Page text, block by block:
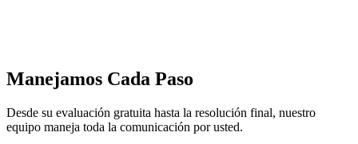
Manejamos Cada Paso
Desde su evaluación gratuita hasta la resolución final, nuestro
equipo maneja toda la comunicación por usted.